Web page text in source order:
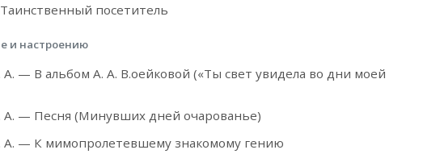
посетитель
и настроению
А. — В альбом А. А. В.оейковой («Ты свет увидела во дни моей
А. — Песня (Минувших дней очарованье)
А. — К мимопролетевшему знакомому гению